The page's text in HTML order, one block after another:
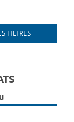
FILTRES